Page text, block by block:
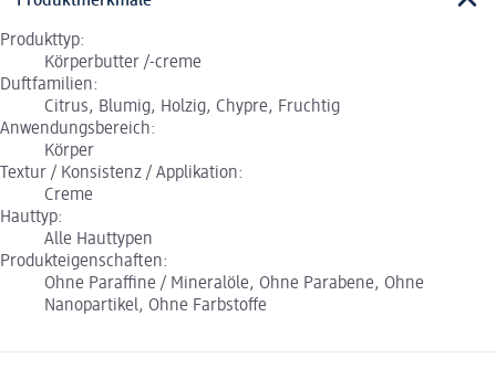
Produkttyp:
Körperbutter /-creme
Duftfamilien:
Citrus, Blumig, Holzig, Chypre, Fruchtig
Anwendungsbereich:
Körper
Textur / Konsistenz / Applikation:
Creme
Hauttyp:
Alle Hauttypen
Produkteigenschaften:
Ohne Paraffine / Mineralöle, Ohne Parabene, Ohne
Nanopartikel, Ohne Farbstoffe